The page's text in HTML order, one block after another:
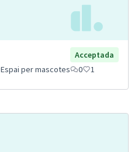
Acceptada
Espai per mascotes 0 1